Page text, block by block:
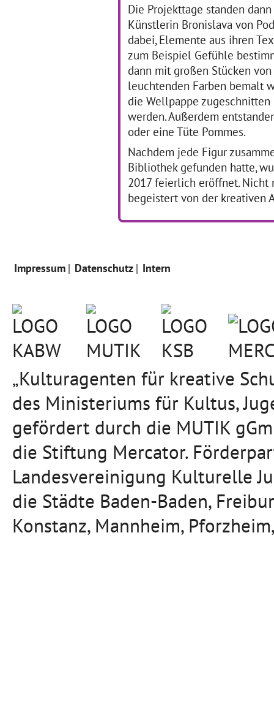
Die Projekttage standen
Künstlerin Bronislava von
dabei, Elemente aus ihren
zum Beispiel Gefühle
dann mit großen Stücken
leuchtenden Farben bemalt
die Wellpappe
werden. Außerdem
oder eine Tüte Pommes.
Nachdem jede Figur
Bibliothek gefunden hatte,
2017 feierlich eröffnet. Nicht
begeistert von der kreativen
Mannheim gibt es bereits
seit einigen Jahren die
Thementage Musik. In
diesem Jahr nun fand ein
dreitägiger Workshop mit
Schülerinnen und Schülern
der Klassenstufe Acht zum
… mehr
Impressum Datenschutz Intern
„Kulturagenten für kreative
des Ministeriums für Kultus,
gefördert durch die MUTIK
die Stiftung Mercator.
Landesvereinigung Kulturelle
die Städte Baden-Baden,
Konstanz, Mannheim,